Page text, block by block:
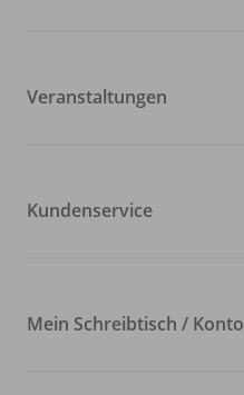
Veranstaltungen
Kundenservice
Mein Schreibtisch / Konto